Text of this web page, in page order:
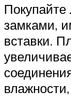
замками,
вставки.